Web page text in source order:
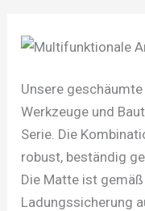
Unsere
Werkzeuge und
Serie. Die
robust, beständig
Die Matte ist
Ladungssicherung